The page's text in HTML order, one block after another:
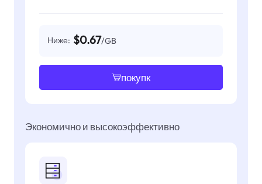
Ниже: $0.67/GB
покупк
Экономично и высокоэффективно